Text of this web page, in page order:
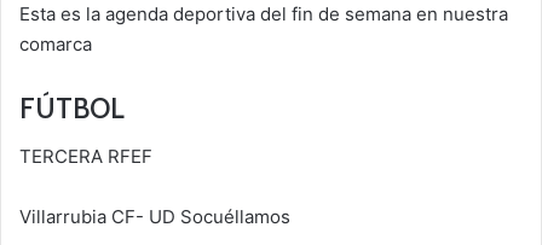
Esta es la agenda deportiva del fin de semana en nuestra
comarca
FÚTBOL
TERCERA RFEF
Villarrubia CF- UD Socuéllamos